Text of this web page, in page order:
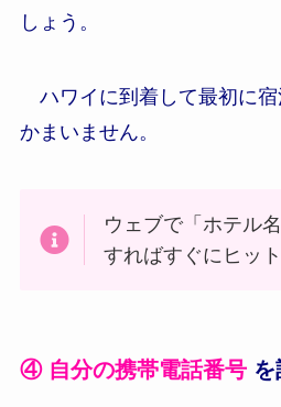
しょう。
ハワイに到着して最初に
かまいません。
ウェブで「ホテル
すればすぐにヒッ
④ 自分の携帯電話番号を